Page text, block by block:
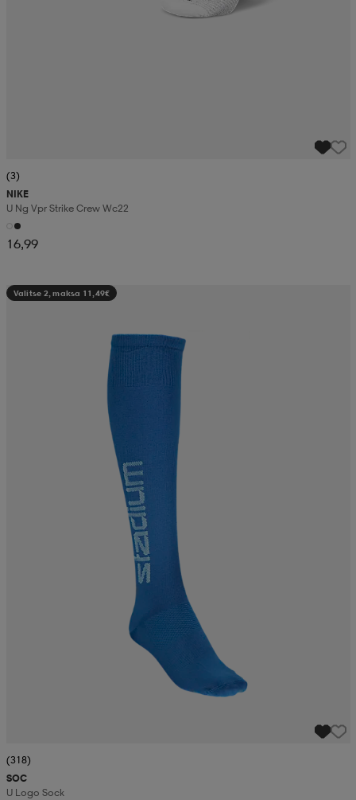
(3)
NIKE
U Ng Vpr Strike Crew Wc22
16,99
Valitse 2, maksa 11,49€
(318)
SOC
U Logo Sock